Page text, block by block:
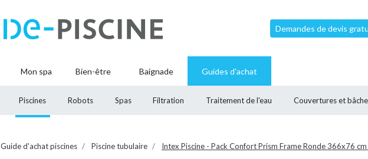
Demandes de devis
Mon spa Bien-être Baignade Guides d'achat
Piscines Robots Spas Filtration Traitement de l'eau Couvertures et
Guide d'achat piscines Piscine tubulaire Intex Piscine - Pack Confort Prism Frame Ronde 366x76